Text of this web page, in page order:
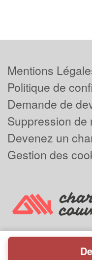
Mentions
Politique de
Demande de
Suppression de
Devenez un
Gestion des